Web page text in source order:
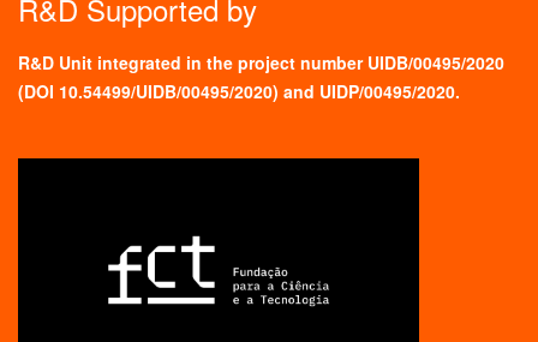
R&D Supported by
R&D Unit integrated in the project number UIDB/00495/2020
(DOI 10.54499/UIDB/00495/2020) and UIDP/00495/2020.